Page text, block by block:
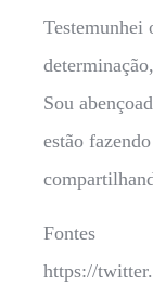
Testemunhei
Sou
estão
Fontes
https://